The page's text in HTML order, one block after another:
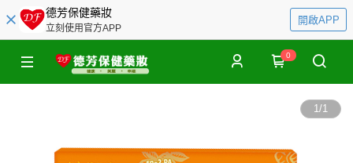
德芳保健藥妝
立刻使用官方APP
開啟APP
0
1/1